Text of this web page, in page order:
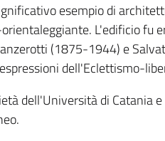
esempio di
L'edificio fu
(1875-1944) e
dell'Eclettismo-
dell'Università di Catania